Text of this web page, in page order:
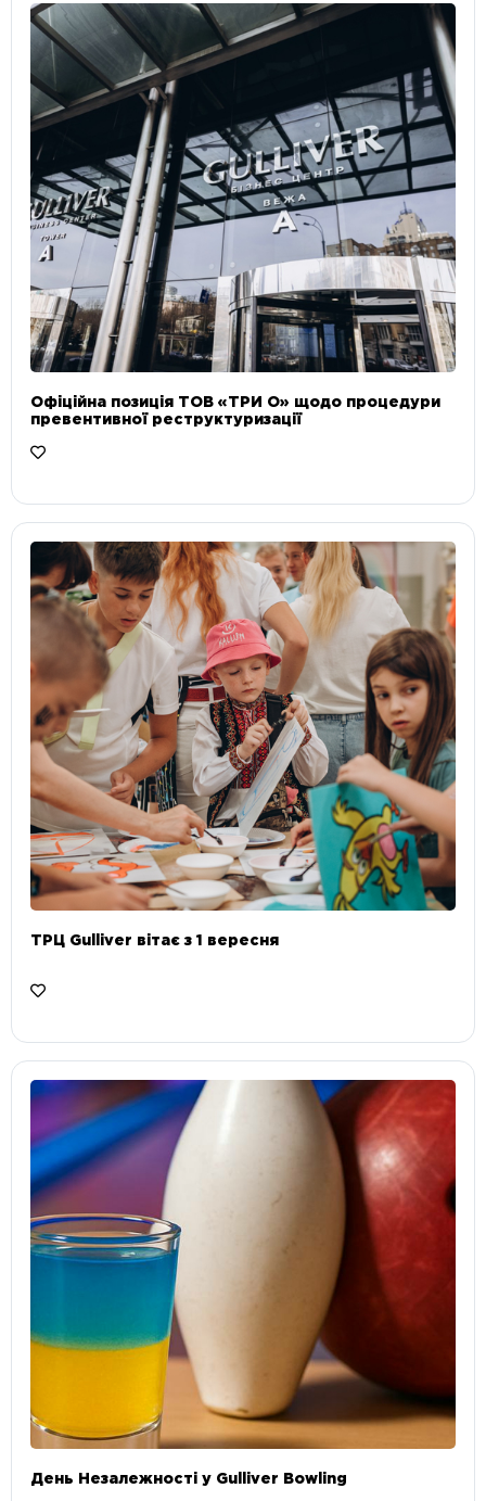
Офіційна позиція ТОВ «ТРИ О» щодо процедури
превентивної реструктуризації
ТРЦ Gulliver вітає з 1 вересня
День Незалежності у Gulliver Bowling